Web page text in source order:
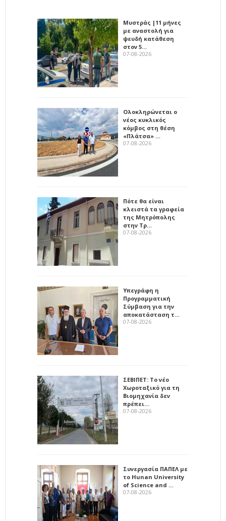
Μυστράς |11 μήνες
με αναστολή για
ψευδή κατάθεση
στον 5…
07-08-2026
Ολοκληρώνεται ο
νέος κυκλικός
κόμβος στη θέση
«Πλάτσα» …
07-08-2026
Πότε θα είναι
κλειστά τα γραφεία
της Μητρόπολης
στην Τρ…
07-08-2026
Υπεγράφη η
Προγραμματική
Σύμβαση για την
αποκατάσταση τ…
07-08-2026
ΣΕΒΙΠΕΤ: Το νέο
Χωροταξικό για τη
Βιομηχανία δεν
πρέπει…
07-08-2026
Συνεργασία ΠΑΠΕΛ με
το Hunan University
of Science and …
07-08-2026